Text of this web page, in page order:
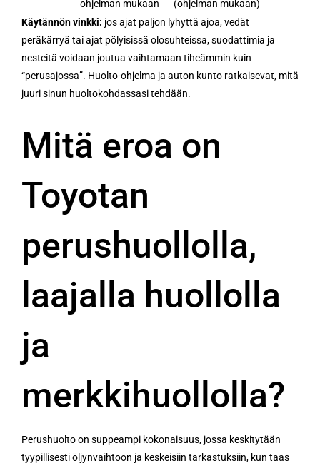
ohjelman mukaan
(ohjelman mukaan)
Käytännön vinkki: jos ajat paljon lyhyttä ajoa, vedät
peräkärryä tai ajat pölyisissä olosuhteissa, suodattimia ja
nesteitä voidaan joutua vaihtamaan tiheämmin kuin
“perusajossa”. Huolto-ohjelma ja auton kunto ratkaisevat, mitä
juuri sinun huoltokohdassasi tehdään.
Mitä eroa on
Toyotan
perushuollolla,
laajalla huollolla
ja
merkkihuollolla?
Perushuolto on suppeampi kokonaisuus, jossa keskitytään
tyypillisesti öljynvaihtoon ja keskeisiin tarkastuksiin, kun taas